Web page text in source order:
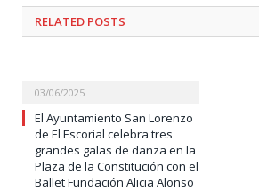
RELATED POSTS
03/06/2025
El Ayuntamiento San Lorenzo
de El Escorial celebra tres
grandes galas de danza en la
Plaza de la Constitución con el
Ballet Fundación Alicia Alonso